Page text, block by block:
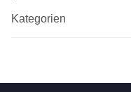
Kategorien